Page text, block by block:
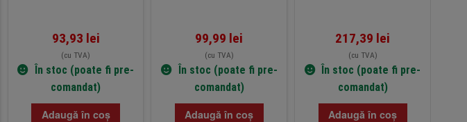
93,93 lei
(cu TVA)
În stoc (poate fi pre-
comandat)
Adaugă în coș
99,99 lei
(cu TVA)
În stoc (poate fi pre-
comandat)
Adaugă în coș
217,39 lei
(cu TVA)
În stoc (poate fi pre-
comandat)
Adaugă în coș